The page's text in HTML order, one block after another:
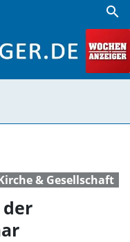
search
& Gesellschaft